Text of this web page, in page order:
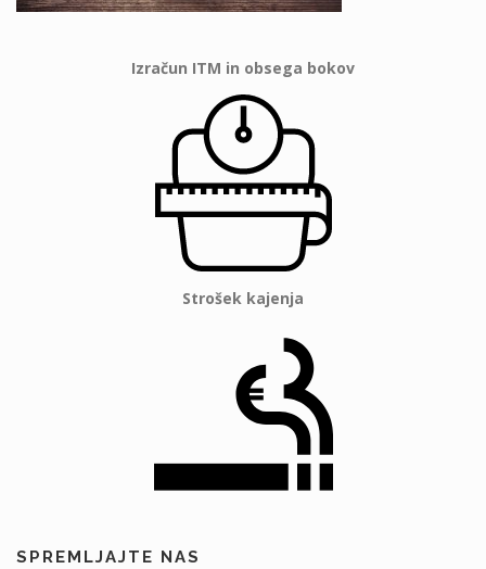
Izračun ITM in obsega bokov
Strošek kajenja
SPREMLJAJTE NAS